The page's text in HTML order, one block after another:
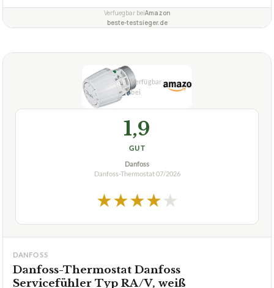
Verfuegbar beiAmazon
beste-testsieger.de
1,9
GUT
Danfoss
Danfoss-Thermostat07/2026
★★★★★
DANFOSS
Danfoss-Thermostat Danfoss
Servicefühler Typ RA/V, weiß